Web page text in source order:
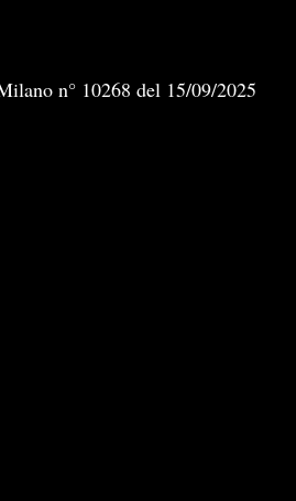
n° 10268 del 15/09/2025